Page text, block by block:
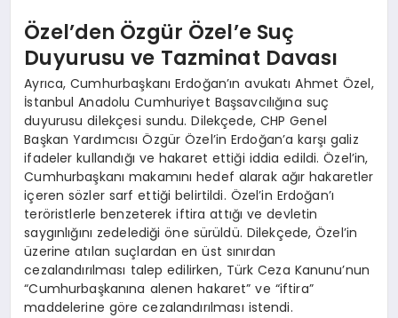
Özel’den Özgür Özel’e Suç
Duyurusu ve Tazminat Davası
Ayrıca, Cumhurbaşkanı Erdoğan’ın avukatı Ahmet Özel,
İstanbul Anadolu Cumhuriyet Başsavcılığına suç
duyurusu dilekçesi sundu. Dilekçede, CHP Genel
Başkan Yardımcısı Özgür Özel’in Erdoğan’a karşı galiz
ifadeler kullandığı ve hakaret ettiği iddia edildi. Özel’in,
Cumhurbaşkanı makamını hedef alarak ağır hakaretler
içeren sözler sarf ettiği belirtildi. Özel’in Erdoğan’ı
teröristlerle benzeterek iftira attığı ve devletin
saygınlığını zedelediği öne sürüldü. Dilekçede, Özel’in
üzerine atılan suçlardan en üst sınırdan
cezalandırılması talep edilirken, Türk Ceza Kanunu’nun
“Cumhurbaşkanına alenen hakaret” ve “iftira”
maddelerine göre cezalandırılması istendi.